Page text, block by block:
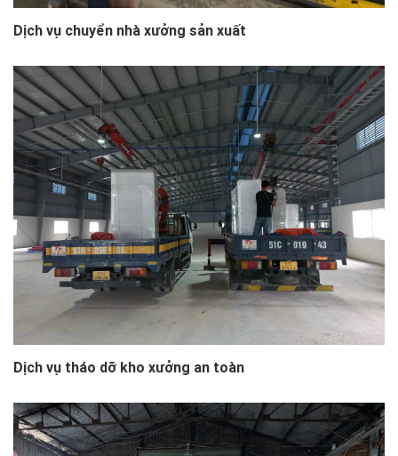
Dịch vụ chuyển nhà xưởng sản xuất
Dịch vụ tháo dỡ kho xưởng an toàn